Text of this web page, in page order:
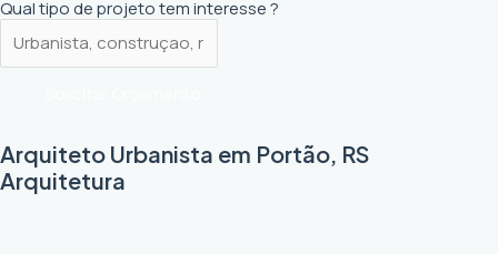
Qual tipo de projeto tem interesse ?
Arquiteto Urbanista em Portão, RS
Arquitetura